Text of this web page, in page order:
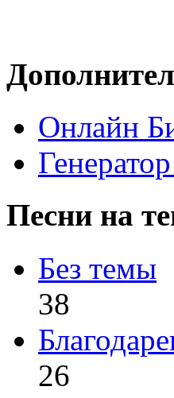
Онлайн
Песни на
Без темы
38
26